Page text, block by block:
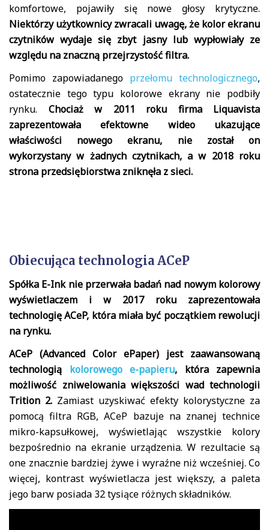
komfortowe, pojawiły się nowe głosy krytyczne.
Niektórzy użytkownicy zwracali uwagę, że kolor ekranu
czytników wydaje się zbyt jasny lub wypłowiały ze
względu na znaczną przejrzystość filtra.
Pomimo zapowiadanego przełomu technologicznego,
ostatecznie tego typu kolorowe ekrany nie podbiły
rynku. Chociaż w 2011 roku firma Liquavista
zaprezentowała efektowne wideo ukazujące
właściwości nowego ekranu, nie został on
wykorzystany w żadnych czytnikach, a w 2018 roku
strona przedsiębiorstwa zniknęła z sieci.
Obiecująca technologia ACeP
Spółka E-Ink nie przerwała badań nad nowym kolorowy
wyświetlaczem i w 2017 roku zaprezentowała
technologię ACeP, która miała być początkiem rewolucji
na rynku.
ACeP (Advanced Color ePaper) jest zaawansowaną
technologią kolorowego e-papieru, która zapewnia
możliwość zniwelowania większości wad technologii
Trition 2. Zamiast uzyskiwać efekty kolorystyczne za
pomocą filtra RGB, ACeP bazuje na znanej technice
mikro-kapsułkowej, wyświetlając wszystkie kolory
bezpośrednio na ekranie urządzenia. W rezultacie są
one znacznie bardziej żywe i wyraźne niż wcześniej. Co
więcej, kontrast wyświetlacza jest większy, a paleta
jego barw posiada 32 tysiące różnych składników.